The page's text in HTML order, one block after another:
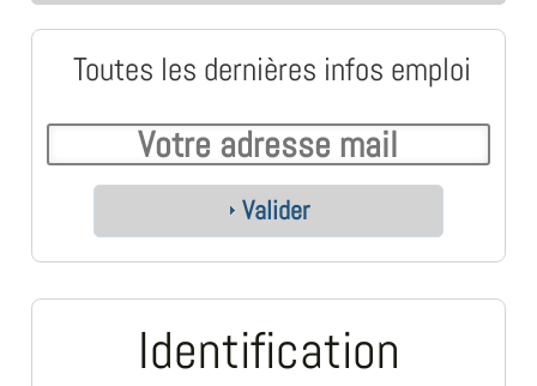
Toutes les dernières infos emploi
Valider
Identification